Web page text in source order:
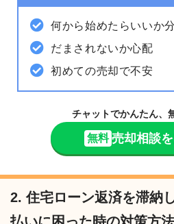
何から始めたらいいか
だまされないか心配
初めての売却で不安
チャットでかんたん、
無料 売却相談
2. 住宅ローン返済を滞納